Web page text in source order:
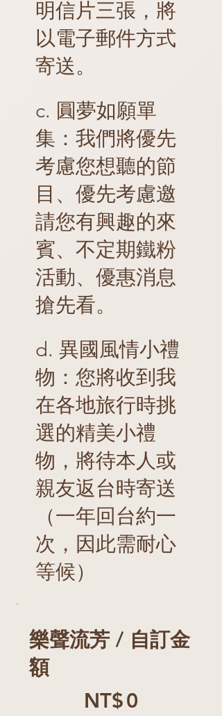
明信片三張，將
以電子郵件方式
寄送。
c. 圓夢如願單
集：我們將優先
考慮您想聽的節
目、優先考慮邀
請您有興趣的來
賓、不定期鐵粉
活動、優惠消息
搶先看。
d. 異國風情小禮
物：您將收到我
在各地旅行時挑
選的精美小禮
物，將待本人或
親友返台時寄送
（一年回台約一
次，因此需耐心
等候）
樂聲流芳 / 自訂金
額
NT$0